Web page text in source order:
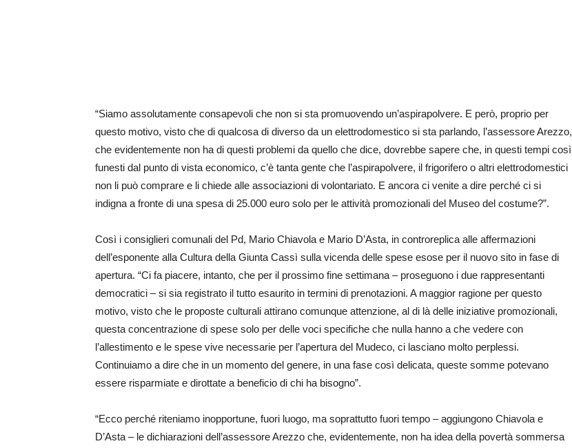
“Siamo assolutamente consapevoli che non si sta promuovendo un’aspirapolvere. E però, proprio per
questo motivo, visto che di qualcosa di diverso da un elettrodomestico si sta parlando, l’assessore Arezzo,
che evidentemente non ha di questi problemi da quello che dice, dovrebbe sapere che, in questi tempi così
funesti dal punto di vista economico, c’è tanta gente che l’aspirapolvere, il frigorifero o altri elettrodomestici
non li può comprare e li chiede alle associazioni di volontariato. E ancora ci venite a dire perché ci si
indigna a fronte di una spesa di 25.000 euro solo per le attività promozionali del Museo del costume?”.
Così i consiglieri comunali del Pd, Mario Chiavola e Mario D’Asta, in controreplica alle affermazioni
dell’esponente alla Cultura della Giunta Cassì sulla vicenda delle spese esose per il nuovo sito in fase di
apertura. “Ci fa piacere, intanto, che per il prossimo fine settimana – proseguono i due rappresentanti
democratici – si sia registrato il tutto esaurito in termini di prenotazioni. A maggior ragione per questo
motivo, visto che le proposte culturali attirano comunque attenzione, al di là delle iniziative promozionali,
questa concentrazione di spese solo per delle voci specifiche che nulla hanno a che vedere con
l’allestimento e le spese vive necessarie per l’apertura del Mudeco, ci lasciano molto perplessi.
Continuiamo a dire che in un momento del genere, in una fase così delicata, queste somme potevano
essere risparmiate e dirottate a beneficio di chi ha bisogno”.
“Ecco perché riteniamo inopportune, fuori luogo, ma soprattutto fuori tempo – aggiungono Chiavola e
D’Asta – le dichiarazioni dell’assessore Arezzo che, evidentemente, non ha idea della povertà sommersa